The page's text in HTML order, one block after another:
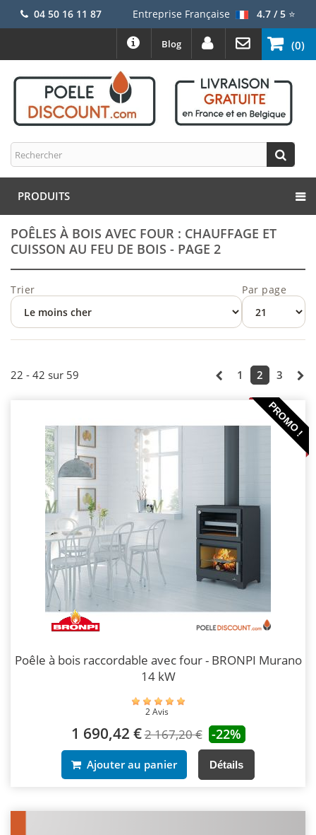
04 50 16 11 87 Entreprise Française 4.7 / 5⭐
(0)
Blog
PRODUITS
POÊLES À BOIS AVEC FOUR : CHAUFFAGE ET
CUISSON AU FEU DE BOIS - PAGE 2
Trier Par page
1 2 3
22 - 42 sur 59
PROMO !
Poêle à bois raccordable avec four - BRONPI Murano
14 kW
2 Avis
1 690,42 €2 167,20 € -22%
Ajouter au panier Détails